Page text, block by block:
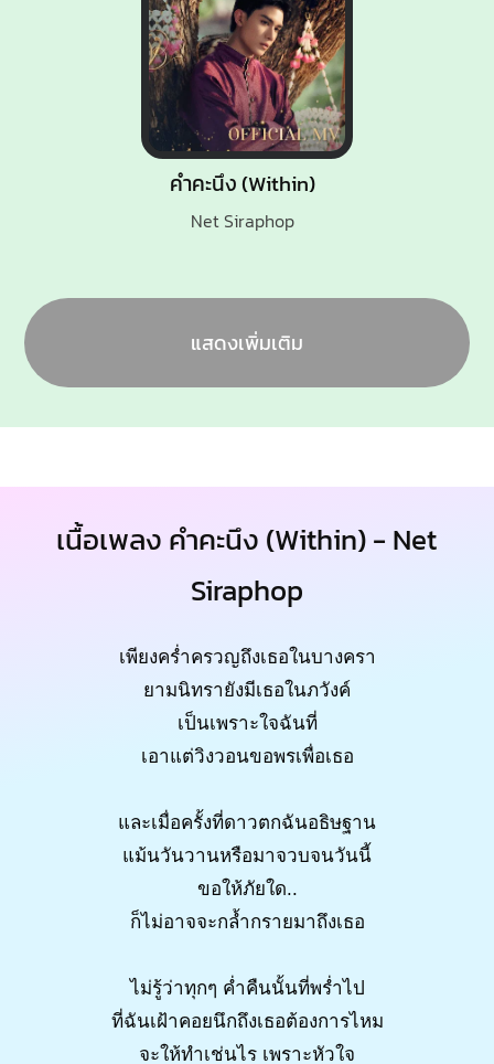
คำคะนึง (Within)
Net Siraphop
แสดงเพิ่มเติม
เนื้อเพลง คำคะนึง (Within) - Net
Siraphop
เพียงคร่ำครวญถึงเธอในบางครา
ยามนิทรายังมีเธอในภวังค์
เป็นเพราะใจฉันที่
เอาแต่วิงวอนขอพรเพื่อเธอ
และเมื่อครั้งที่ดาวตกฉันอธิษฐาน
แม้นวันวานหรือมาจวบจนวันนี้
ขอให้ภัยใด..
ก็ไม่อาจจะกล้ำกรายมาถึงเธอ
ไม่รู้ว่าทุกๆ ค่ำคืนนั้นที่พร่ำไป
ที่ฉันเฝ้าคอยนึกถึงเธอต้องการไหม
จะให้ทำเช่นไร เพราะหัวใจ